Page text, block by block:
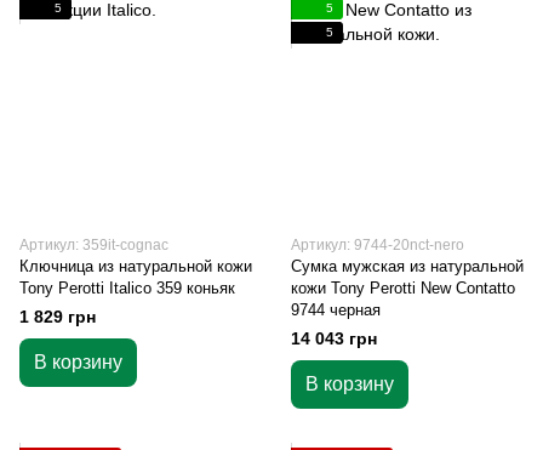
5
Артикул: 359it-cognac
Ключница из натуральной кожи
Tony Perotti Italico 359 коньяк
1 829 грн
В корзину
5
5
Артикул: 9744-20nct-nero
Сумка мужская из натуральной
кожи Tony Perotti New Contatto
9744 черная
14 043 грн
В корзину